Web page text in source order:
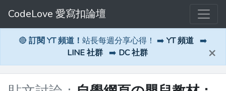
CodeLove 愛寫扣論壇
🔴 訂閱 YT 頻道！ 站長每週分享心得！ ➡️ YT 頻道 ➡️
LINE 社群 ➡️ DC 社群 ×